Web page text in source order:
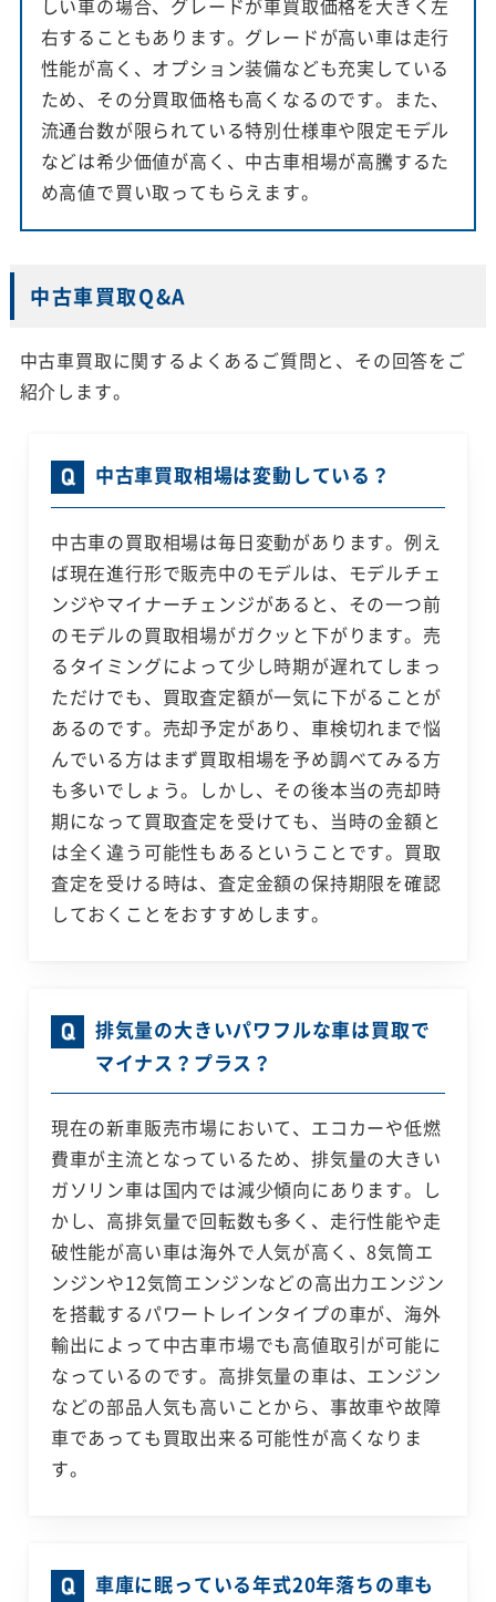
しい車の場合、グレードが車買取価格を大きく左
右することもあります。グレードが高い車は走行
性能が高く、オプション装備なども充実している
ため、その分買取価格も高くなるのです。また、
流通台数が限られている特別仕様車や限定モデル
などは希少価値が高く、中古車相場が高騰するた
め高値で買い取ってもらえます。
中古車買取Q&A
中古車買取に関するよくあるご質問と、その回答をご
紹介します。
中古車買取相場は変動している？
中古車の買取相場は毎日変動があります。例え
ば現在進行形で販売中のモデルは、モデルチェ
ンジやマイナーチェンジがあると、その一つ前
のモデルの買取相場がガクッと下がります。売
るタイミングによって少し時期が遅れてしまっ
ただけでも、買取査定額が一気に下がることが
あるのです。売却予定があり、車検切れまで悩
んでいる方はまず買取相場を予め調べてみる方
も多いでしょう。しかし、その後本当の売却時
期になって買取査定を受けても、当時の金額と
は全く違う可能性もあるということです。買取
査定を受ける時は、査定金額の保持期限を確認
しておくことをおすすめします。
排気量の大きいパワフルな車は買取で
マイナス？プラス？
現在の新車販売市場において、エコカーや低燃
費車が主流となっているため、排気量の大きい
ガソリン車は国内では減少傾向にあります。し
かし、高排気量で回転数も多く、走行性能や走
破性能が高い車は海外で人気が高く、8気筒エ
ンジンや12気筒エンジンなどの高出力エンジン
を搭載するパワートレインタイプの車が、海外
輸出によって中古車市場でも高値取引が可能に
なっているのです。高排気量の車は、エンジン
などの部品人気も高いことから、事故車や故障
車であっても買取出来る可能性が高くなりま
す。
車庫に眠っている年式20年落ちの車も